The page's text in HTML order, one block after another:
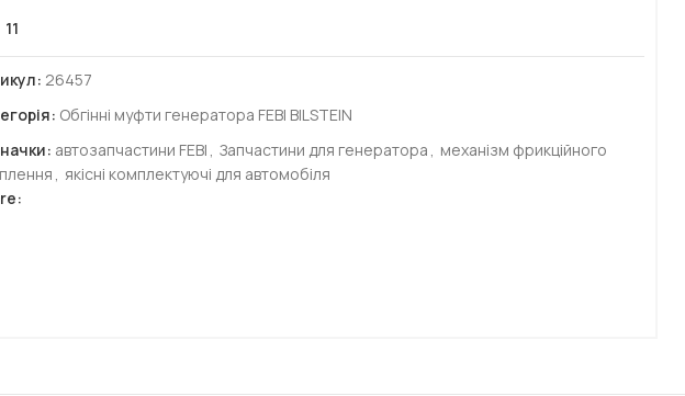
11
26457
Обгінні муфти генератора FEBI BILSTEIN
автозапчастини FEBI , Запчастини для генератора , механізм фрикційного
, якісні комплектуючі для автомобіля